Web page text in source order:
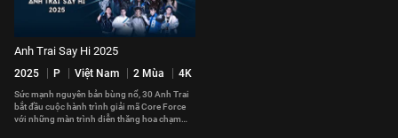
Anh Trai Say Hi 2025
2025 P Việt Nam 2 Mùa 4K
Sức mạnh nguyên bản bùng nổ, 30 Anh Trai
bắt đầu cuộc hành trình giải mã Core Force
với những màn trình diễn thăng hoa chạm